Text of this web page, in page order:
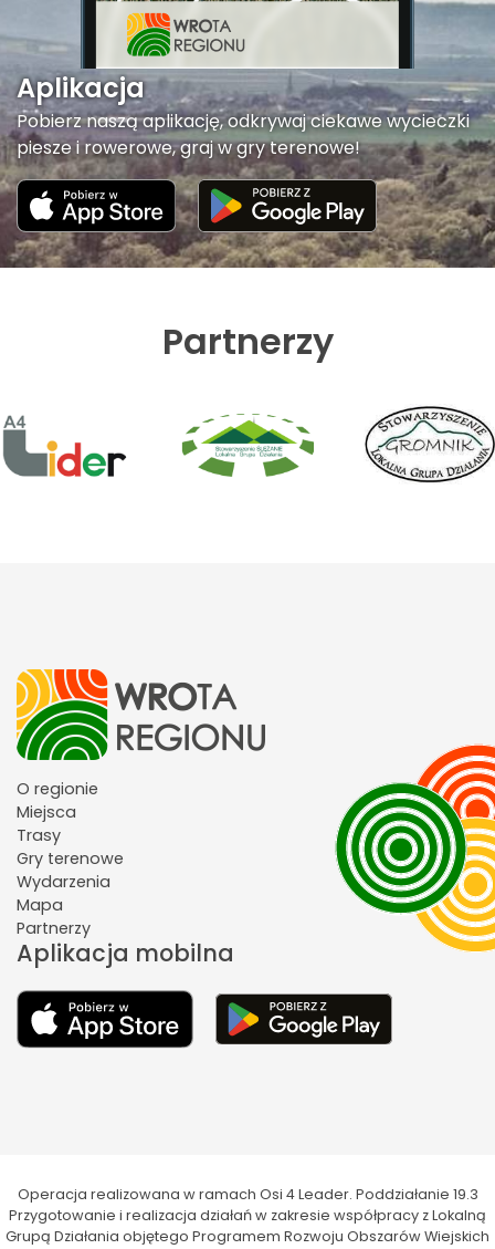
Aplikacja
Pobierz naszą aplikację, odkrywaj ciekawe wycieczki
piesze i rowerowe, graj w gry terenowe!
Partnerzy
O regionie
Miejsca
Trasy
Gry terenowe
Wydarzenia
Mapa
Partnerzy
Aplikacja mobilna
Operacja realizowana w ramach Osi 4 Leader. Poddziałanie 19.3
Przygotowanie i realizacja działań w zakresie współpracy z Lokalną
Grupą Działania objętego Programem Rozwoju Obszarów Wiejskich